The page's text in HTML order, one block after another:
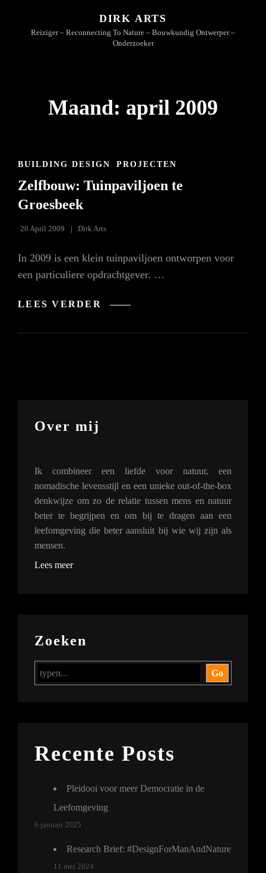
DIRK ARTS
Reiziger – Reconnecting To Nature – Bouwkundig Ontwerper –
Onderzoeker
Maand: april 2009
CAT
BUILDING DESIGN PROJECTEN
Zelfbouw: Tuinpaviljoen te
Groesbeek
20 April 2009 Dirk Arts
In 2009 is een klein tuinpaviljoen ontworpen voor
een particuliere opdrachtgever. …
LEES VERDER
ZELFBOUW:
GROESBEEK
Over mij
Ik combineer een liefde voor natuur, een
nomadische levensstijl en een unieke out-of-the-box
denkwijze om zo de relatie tussen mens en natuur
beter te begrijpen en om bij te dragen aan een
leefomgeving die beter aansluit bij wie wij zijn als
mensen.
Lees meer
Zoeken
Go
Recente Posts
Pleidooi voor meer Democratie in de
Leefomgeving
6 januari 2025
Research Brief: #DesignForManAndNature
11 mei 2024